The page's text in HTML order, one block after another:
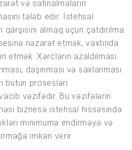
və satınalmaların
tələb edir. İstehsal
almaq üçün çatdırılma
nəzarət etmək, vaxtında
etmək. Xərclərin azaldılması
daşınması və saxlanması
bütün prosesləri
vəzifədir. Bu vəzifələrin
biznesə istehsal hissəsində
minimuma endirməyə və
imkan verir.